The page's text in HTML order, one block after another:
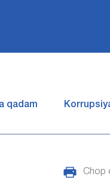
qadam
Chop